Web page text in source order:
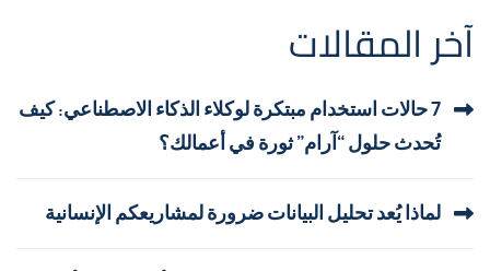
آخر المقالات
7 حالات استخدام مبتكرة لوكلاء الذكاء الاصطناعي: كيف
تُحدث حلول “آرام” ثورة في أعمالك؟
لماذا يُعد تحليل البيانات ضرورة لمشاريعكم الإنسانية